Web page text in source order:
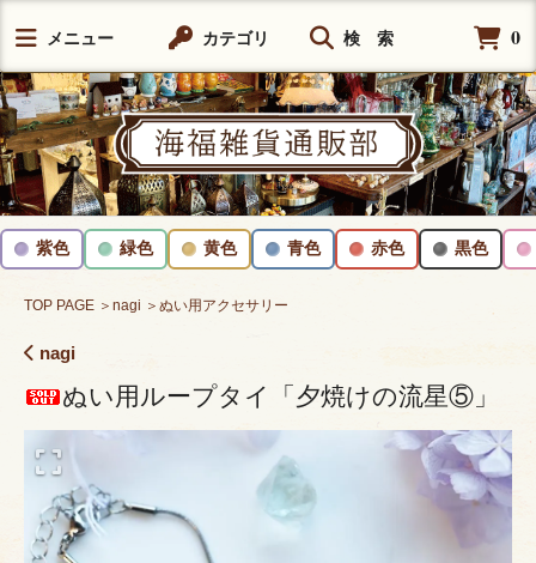
メニュー カテゴリ 検 索 0
紫色 緑色 黄色 青色 赤色 黒色
TOP PAGE ＞nagi ＞ぬい用アクセサリー
nagi
ぬい用ループタイ「夕焼けの流星⑤」